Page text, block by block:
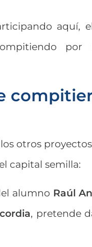
aquí,
otros
capital semilla:
alumno Raúl
, pretende